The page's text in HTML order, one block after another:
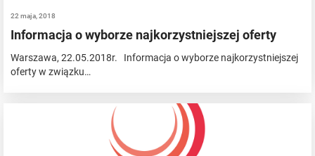
22 maja, 2018
Informacja o wyborze najkorzystniejszej oferty
Warszawa, 22.05.2018r. Informacja o wyborze najkorzystniejszej
oferty w związku…